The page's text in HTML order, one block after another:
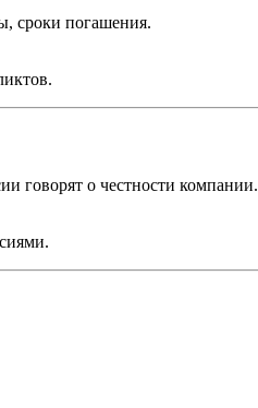
сроки погашения.
говорят о честности компании.